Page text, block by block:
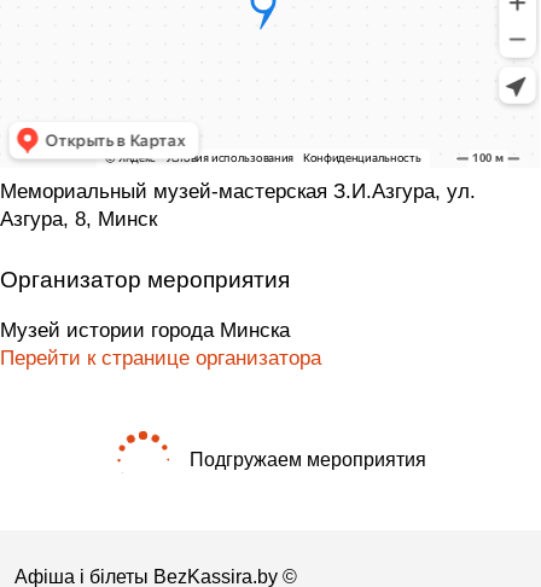
Мемориальный музей-мастерская З.И.Азгура, ул.
Азгура, 8, Минск
Организатор мероприятия
Музей истории города Минска
Перейти к странице организатора
Подгружаем мероприятия
Афіша і білеты BezKassira.by ©